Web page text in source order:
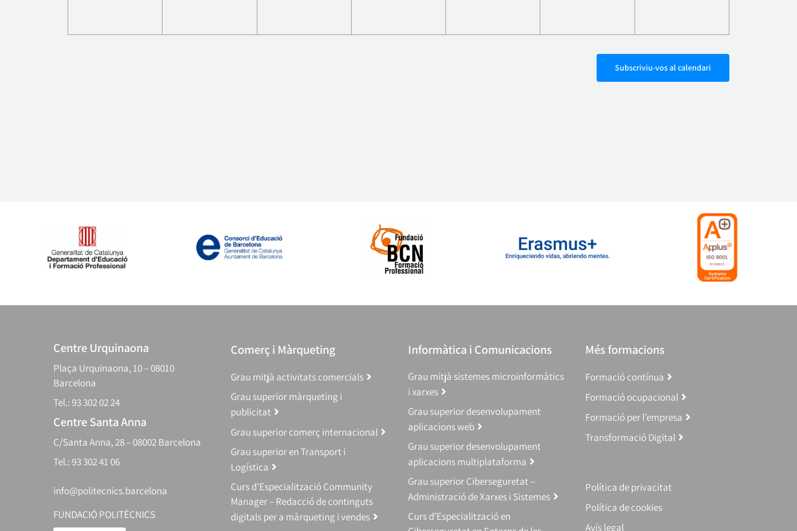
Subscriviu-vos al calendari
Centre Urquinaona
Plaça Urquinaona, 10 – 08010
Barcelona
Tel.: 93 302 02 24
Centre Santa Anna
C/Santa Anna, 28 – 08002 Barcelona
Tel.: 93 302 41 06
info@politecnics.barcelona
FUNDACIÓ POLITÈCNICS
Comerç i Màrqueting
Grau mitjà activitats comercials
Grau superior màrqueting i
publicitat
Grau superior comerç internacional
Grau superior en Transport i
Logística
Curs d’Especialització Community
Manager – Redacció de continguts
digitals per a màrqueting i vendes
Informàtica i Comunicacions
Grau mitjà sistemes microinformàtics
i xarxes
Grau superior desenvolupament
aplicacions web
Grau superior desenvolupament
aplicacions multiplataforma
Grau superior Ciberseguretat –
Administració de Xarxes i Sistemes
Curs d’Especialització en
Més formacions
Formació contínua
Formació ocupacional
Formació per l’empresa
Transformació Digital
Política de privacitat
Política de cookies
Avís legal